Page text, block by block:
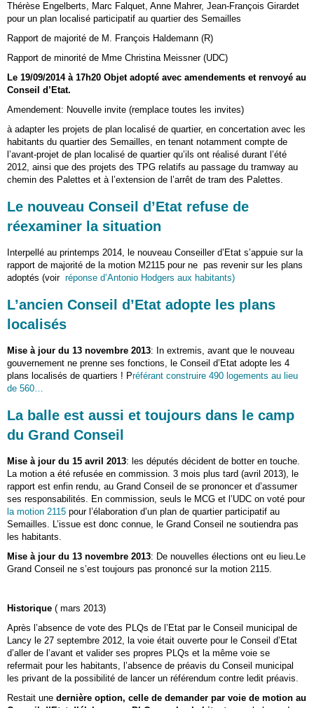
Thérèse Engelberts, Marc Falquet, Anne Mahrer, Jean-François Girardet
pour un plan localisé participatif au quartier des Semailles
Rapport de majorité de M. François Haldemann (R)
Rapport de minorité de Mme Christina Meissner (UDC)
Le 19/09/2014 à 17h20 Objet adopté avec amendements et renvoyé au
Conseil d’Etat.
Amendement: Nouvelle invite (remplace toutes les invites)
à adapter les projets de plan localisé de quartier, en concertation avec les
habitants du quartier des Semailles, en tenant notamment compte de
l’avant-projet de plan localisé de quartier qu’ils ont réalisé durant l’été
2012, ainsi que des projets des TPG relatifs au passage du tramway au
chemin des Palettes et à l’extension de l’arrêt de tram des Palettes.
Le nouveau Conseil d’Etat refuse de
réexaminer la situation
Interpellé au printemps 2014, le nouveau Conseiller d’Etat s’appuie sur la
rapport de majorité de la motion M2115 pour ne pas revenir sur les plans
adoptés (voir réponse d’Antonio Hodgers aux habitants)
L’ancien Conseil d’Etat adopte les plans
localisés
Mise à jour du 13 novembre 2013: In extremis, avant que le nouveau
gouvernement ne prenne ses fonctions, le Conseil d’Etat adopte les 4
plans localisés de quartiers ! Préférant construire 490 logements au lieu
de 560…
La balle est aussi et toujours dans le camp
du Grand Conseil
Mise à jour du 15 avril 2013: les députés décident de botter en touche.
La motion a été refusée en commission. 3 mois plus tard (avril 2013), le
rapport est enfin rendu, au Grand Conseil de se prononcer et d’assumer
ses responsabilités. En commission, seuls le MCG et l’UDC on voté pour
la motion 2115 pour l’élaboration d’un plan de quartier participatif au
Semailles. L’issue est donc connue, le Grand Conseil ne soutiendra pas
les habitants.
Mise à jour du 13 novembre 2013: De nouvelles élections ont eu lieu.Le
Grand Conseil ne s’est toujours pas prononcé sur la motion 2115.
Historique ( mars 2013)
Après l’absence de vote des PLQs de l’Etat par le Conseil municipal de
Lancy le 27 septembre 2012, la voie était ouverte pour le Conseil d’Etat
d’aller de l’avant et valider ses propres PLQs et la même voie se
refermait pour les habitants, l’absence de préavis du Conseil municipal
les privant de la possibilité de lancer un référendum contre ledit préavis.
Restait une dernière option, celle de demander par voie de motion au